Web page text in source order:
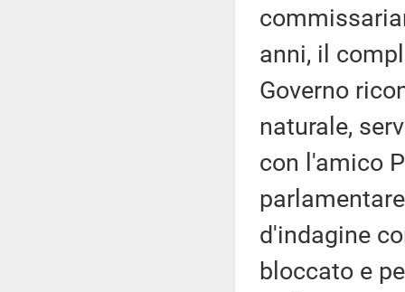
anni, il
Governo
naturale,
con l'amico
d'indagine
bloccato e